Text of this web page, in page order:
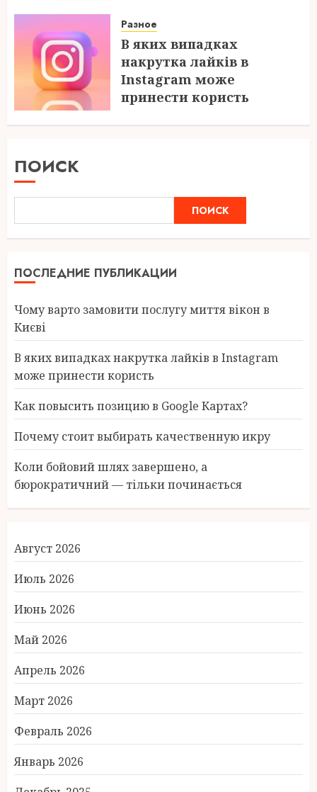
Разное
В яких випадках
накрутка лайків в
Instagram може
принести користь
ПОИСК
ПОИСК
ПОСЛЕДНИЕ ПУБЛИКАЦИИ
Чому варто замовити послугу миття вікон в
Києві
В яких випадках накрутка лайків в Instagram
може принести користь
Как повысить позицию в Google Картах?
Почему стоит выбирать качественную икру
Коли бойовий шлях завершено, а
бюрократичний — тільки починається
Август 2026
Июль 2026
Июнь 2026
Май 2026
Апрель 2026
Март 2026
Февраль 2026
Январь 2026